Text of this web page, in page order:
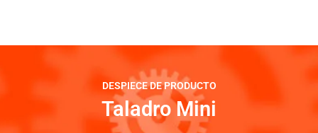
DESPIECE DE PRODUCTO
Taladro Mini